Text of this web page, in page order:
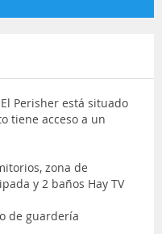
Perisher está situado
tiene acceso a un
zona de
y 2 baños Hay TV
de guardería